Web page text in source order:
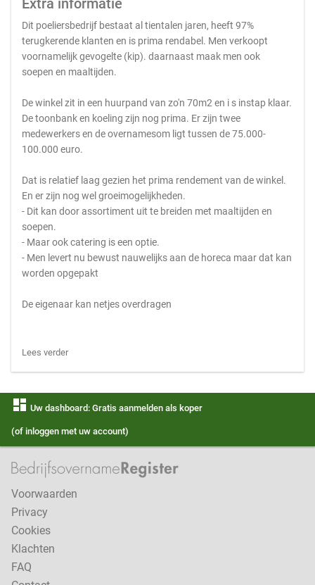
Extra informatie
Dit poeliersbedrijf bestaat al tientalen jaren, heeft 97%
terugkerende klanten en is prima rendabel. Men verkoopt
voornamelijk gevogelte (kip). daarnaast maak men ook
soepen en maaltijden.
De winkel zit in een huurpand van zo'n 70m2 en i s instap klaar.
De toonbank en koeling zijn nog prima. Er zijn twee
medewerkers en de overnamesom ligt tussen de 75.000-
100.000 euro.
Dat is relatief laag gezien het prima rendement van de winkel.
En er zijn nog wel groeimogelijkheden.
- Dit kan door assortiment uit te breiden met maaltijden en
soepen.
- Maar ook catering is een optie.
- Men levert nu bewust nauwelijks aan de horeca maar dat kan
worden opgepakt
De eigenaar kan netjes overdragen
Lees verder
dashboard Uw dashboard: Gratis aanmelden als koper
(of inloggen met uw account)
Voorwaarden
Privacy
Cookies
Klachten
FAQ